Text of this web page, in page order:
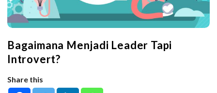
Bagaimana Menjadi Leader Tapi
Introvert?
Share this